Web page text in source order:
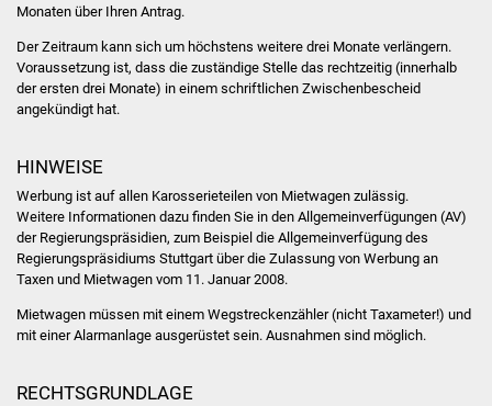
Schwäbischer Albtrauf
Route der
Senioren
Stadtseniorenrat
Sommerwochen für
Monaten über Ihren Antrag.
Der Zeitraum kann sich um höchstens weitere drei Monate verlängern.
Voraussetzung ist, dass die zuständige Stelle das rechtzeitig (innerhalb
der ersten drei Monate) in einem schriftlichen Zwischenbescheid
angekündigt hat.
HINWEISE
Werbung ist auf allen Karosserieteilen von Mietwagen zulässig.
Weitere Informationen dazu finden Sie in den Allgemeinverfügungen (AV)
der Regierungspräsidien, zum Beispiel die Allgemeinverfügung des
Regierungspräsidiums Stuttgart über die Zulassung von Werbung an
Taxen und Mietwagen vom 11. Januar 2008.
Mietwagen müssen mit einem Wegstreckenzähler (nicht Taxameter!) und
mit einer Alarmanlage ausgerüstet sein. Ausnahmen sind möglich.
RECHTSGRUNDLAGE